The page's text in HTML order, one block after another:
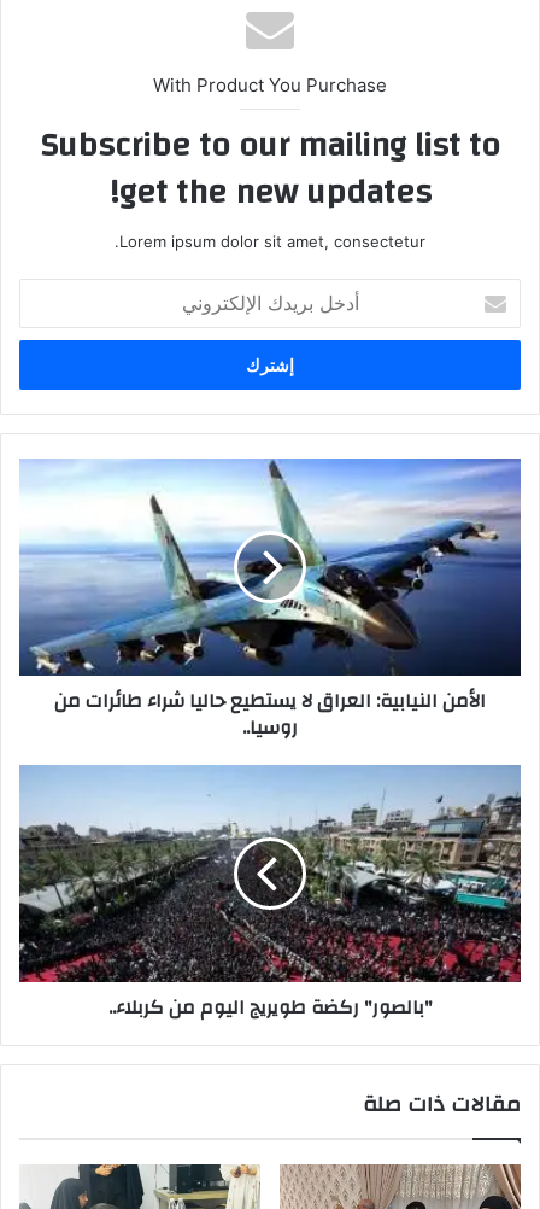
With Product You Purchase
Subscribe to our mailing list to
get the new updates!
Lorem ipsum dolor sit amet, consectetur.
بريدك
الإلكتروني
الأمن
النيابية:
العراق
لا
يستطيع
من
روسيا..الأمن النيابية: العراق لا يستطيع حاليا شراء طائرات من
روسيا..
ركضة
طويريج
اليوم
من
كربلاء..
"بالصور" ركضة طويريج اليوم من كربلاء..
مقالات ذات صلة